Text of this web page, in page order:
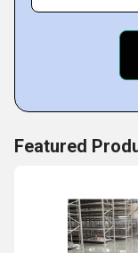
Featured